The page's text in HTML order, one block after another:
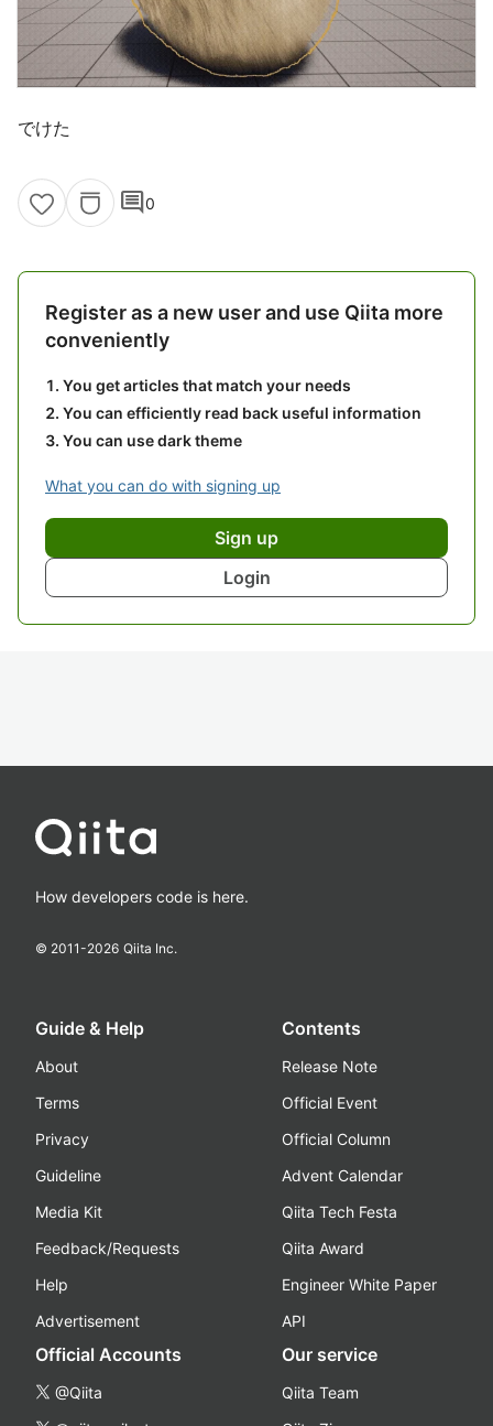
でけた
comment0
Register as a new user and use Qiita more
conveniently
You get articles that match your needs
You can efficiently read back useful information
You can use dark theme
What you can do with signing up
Sign up
Login
How developers code is here.
© 2011-2026 Qiita Inc.
Guide & Help
About
Terms
Privacy
Guideline
Media Kit
Feedback/Requests
Help
Advertisement
Contents
Release Note
Official Event
Official Column
Advent Calendar
Qiita Tech Festa
Qiita Award
Engineer White Paper
API
Official Accounts
@Qiita
Our service
Qiita Team